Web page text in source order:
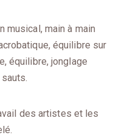
musical, main à main
équilibre sur
équilibre, jonglage
des artistes et les